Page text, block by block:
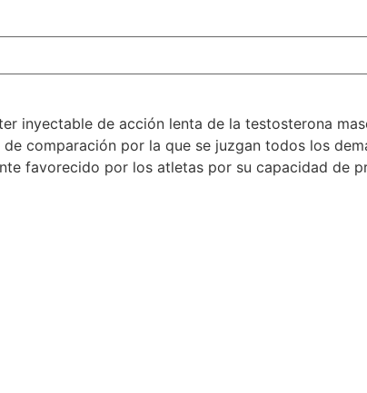
inyectable de acción lenta de la testosterona
comparación por la que se juzgan todos los
favorecido por los atletas por su capacidad de